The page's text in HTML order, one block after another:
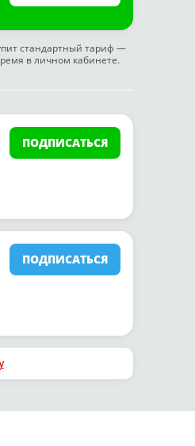
стандартный тариф —
в личном кабинете.
ПОДПИСАТЬСЯ
ПОДПИСАТЬСЯ